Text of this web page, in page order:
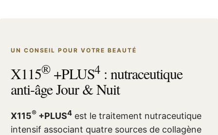
UN CONSEIL POUR VOTRE BEAUTÉ
X115®+PLUS4 : nutraceutique
anti-âge Jour & Nuit
X115® +PLUS4 est le traitement nutraceutique
intensif associant quatre sources de collagène